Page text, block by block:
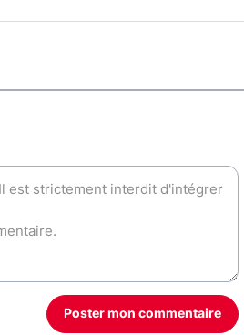
Poster mon commentaire